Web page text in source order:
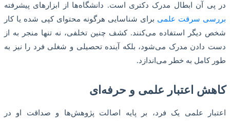
در پی آن ابطال مدرک دکتری است. دانشگاه‌ها از ابزارهای پیشرفته
بررسی سرقت علمی برای شناسایی هرگونه محتوای کپی شده یا کار
شخص دیگر استفاده می‌کنند. کشف چنین تخلفی، نه تنها منجر به از
دست دادن مدرک می‌شود، بلکه آینده تحصیلی و شغلی فرد را نیز به
طور کامل به خطر می‌اندازد.
کاهش اعتبار علمی و حرفه‌ای
اعتبار علمی یک فرد، بر پایه اصالت پژوهش‌ها و صداقت او در